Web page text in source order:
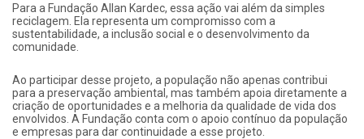
Para a Fundação Allan Kardec, essa ação vai além da simples
reciclagem. Ela representa um compromisso com a
sustentabilidade, a inclusão social e o desenvolvimento da
comunidade.
Ao participar desse projeto, a população não apenas contribui
para a preservação ambiental, mas também apoia diretamente a
criação de oportunidades e a melhoria da qualidade de vida dos
envolvidos. A Fundação conta com o apoio contínuo da população
e empresas para dar continuidade a esse projeto.